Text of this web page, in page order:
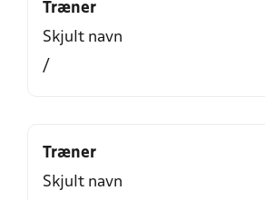
Træner
Skjult navn
/
Træner
Skjult navn